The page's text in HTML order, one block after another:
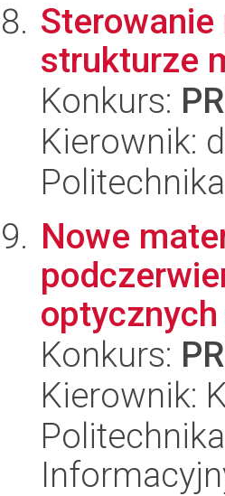
strukturze
Konkurs:
Kierownik:
Nowe
Konkurs:
Kierownik: